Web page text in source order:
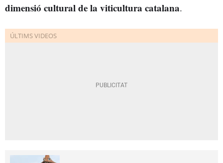
dimensió cultural de la viticultura catalana.